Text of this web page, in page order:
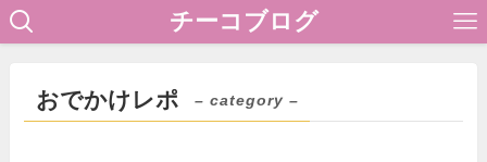
チーコブログ
おでかけレポ – category –